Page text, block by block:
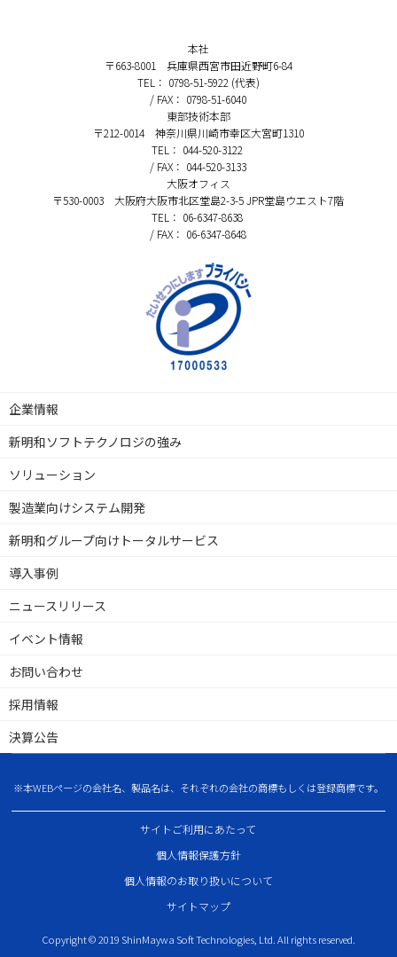
本社
〒663-8001 兵庫県西宮市田近野町6-84
TEL： 0798-51-5922 (代表)
/ FAX： 0798-51-6040
東部技術本部
〒212-0014 神奈川県川崎市幸区大宮町1310
TEL： 044-520-3122
/ FAX： 044-520-3133
大阪オフィス
〒530-0003 大阪府大阪市北区堂島2-3-5 JPR堂島ウエスト7階
TEL： 06-6347-8638
/ FAX： 06-6347-8648
企業情報
新明和ソフトテクノロジの強み
ソリューション
製造業向けシステム開発
新明和グループ向けトータルサービス
導入事例
ニュースリリース
イベント情報
お問い合わせ
採用情報
決算公告
※本WEBページの会社名、製品名は、それぞれの会社の商標もしくは登録商標です。
サイトご利用にあたって
個人情報保護方針
個人情報のお取り扱いについて
サイトマップ
Copyright © 2019 ShinMaywa Soft Technologies, Ltd. All rights reserved.